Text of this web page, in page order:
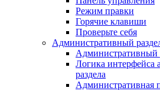
Режим правки
Горячие клавиши
Проверьте себя
Административный
Административный
Логика интерфейса
раздела
Административная